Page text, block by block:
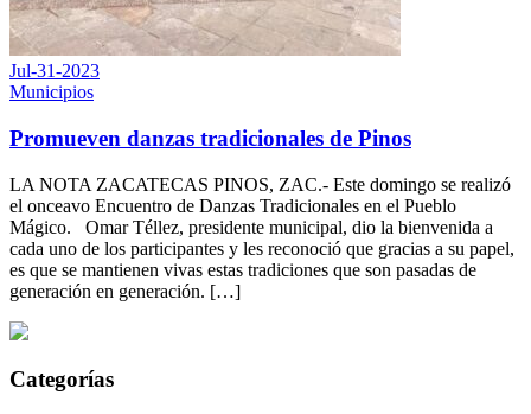
Jul-31-2023
Municipios
Promueven danzas tradicionales de Pinos
LA NOTA ZACATECAS PINOS, ZAC.- Este domingo se realizó
el onceavo Encuentro de Danzas Tradicionales en el Pueblo
Mágico. Omar Téllez, presidente municipal, dio la bienvenida a
cada uno de los participantes y les reconoció que gracias a su papel,
es que se mantienen vivas estas tradiciones que son pasadas de
generación en generación. […]
Categorías